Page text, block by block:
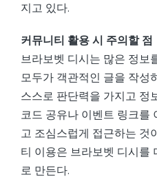
지고 있다.
커뮤니티 활용 시 주의할 점
브라보벳 디시는 많은 정보
모두가 객관적인 글을 작성
스스로 판단력을 가지고 정
코드 공유나 이벤트 링크를
고 조심스럽게 접근하는 것
티 이용은 브라보벳 디시를
로 만든다.